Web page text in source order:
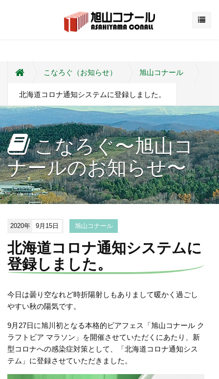
こなろぐ（お知らせ） 旭山コナール
北海道コロナ通知システムに登録しました。
こなろぐ〜旭山コ
ナールのお知らせ〜
2020年 9月15日 旭山コナール
北海道コロナ通知システムに
登録しました。
今日は曇り空なれど時折陽射しもありまして暖かく過ごし
やすい秋の陽気です。
9月27日に旭川初となる本格的ビアフェス「旭山コナール ク
ラフトビア マラソン」を開催させていただくにあたり、新
型コロナへの感染症対策として、「北海道コロナ通知シス
テム」に登録させていただきました。